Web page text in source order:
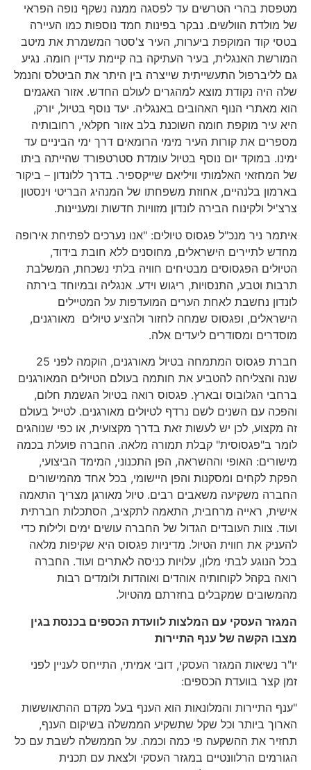
מטפסת בהרי הטרשים עד לפסגה ממנה נשקף נופה הפראי
של מולדת הוולשים. נבקר בפינות חמד נוספות כמו העיירה
בטסי קוד המוקפת ביערות, העיר צ'סטר המשמרת את מיטב
המורשת האנגלית, בעיר העתיקה בה קיימת עדיין חומה. נגיע
גם לליברפול התעשייתית שייצרה בין היתר את הביטלס והנמל
שלה היה נקודת מוצא למהגרים לעולם החדש. אזור האגמים
הוא מאתרי הנוף האהובים באנגליה. יעד נוסף בטיול, יורק,
היא עיר מוקפת חומה השוכנת בלב אזור חקלאי, רחובותיה
מספרים את קורות העיר מימי הרומאים דרך ימי הביניים עד
ימינו. במוקד יום נוסף בטיול עומדת סטרטפורד שהייתה ביתו
של המחזאי האלמותי וויליאם שייקספיר. בדרך ללונדון – ביקור
בארמון בלנהיים, אחוזת משפחתו של המנהיג הבריטי וינסטון
צרצ'יל ולקינוח הבירה לונדון מזוויות חדשות ומעניינות.
איתמר ניר מנכ"ל פגסוס טיולים: "אנו נערכים לפתיחת אירופה
מחדש לתיירים הישראלים, מחוסנים ללא חובת בידוד,
הטיולים הפגסוסים מבטיחים חוויה בלתי נשכחת, המשלבת
תרבות וטבע, התנסויות, ריגוש וידע. אנגליה ובמיוחד בירתה
לונדון נחשבת לאחת הערים המועדפות על המטיילים
הישראלים, ופגסוס שמחה לחזור ולהציע טיולים מאורגנים,
מוסדרים ומסודרים ליעדים אלה.
חברת פגסוס המתמחה בטיול מאורגנים, הוקמה לפני 25
שנה והצליחה להטביע את חותמה בעולם הטיולים המאורגנים
ברחבי הגלובוס ובארץ. פגסוס רואה בטיול הגשמת חלום,
והפכה עם השנים לשם נרדף לטיולים מאורגנים. לטייל בעולם
זה מקצוע, לכן יש לעשות זאת בדרך מקצועית, או כפי שנוהגים
לומר ב"פגסוסית" קבלת תמורה מלאה. החברה פועלת בכמה
מישורים: האופי וההשראה, הפן התכנוני, המימד הביצועי,
הפקת לקחים ומסקנות והפן היישומי, בכל אחד מהמישורים
החברה משקיעה משאבים רבים. טיול מאורגן מצריך התאמה
אישית, ראייה מרחבית, התאמה לתקציב, הסתכלות חברתית
ועוד. צוות העובדים הגדול של החברה עושים ימים ולילות כדי
להעניק את חווית הטיול. מדיניות פגסוס היא שקיפות מלאה
בכל הנוגע לבתי מלון, עלויות כניסה לאתרים ועוד. החברה
רואה בקהל לקוחותיה אוהדים ואוהדות ולומדים רבות
מהמשובים שמקבלים בחזרתם מהטיול.
המגזר העסקי עם המלצות לוועדת הכספים בכנסת בגין
מצבו הקשה של ענף התיירות
יו"ר נשיאות המגזר העסקי, דובי אמיתי, התייחס לעניין לפני
זמן קצר בוועדת הכספים:
"ענף התיירות והמלונאות הוא הענף בעל מקדם ההתאוששות
הארוך ביותר וכל שקל שתשקיע הממשלה בשיקום הענף,
תחזיר את ההשקעה פי כמה וכמה. על הממשלה לשבת עם כל
הגורמים הרלוונטיים במגזר העסקי ולצאת עם תכנית